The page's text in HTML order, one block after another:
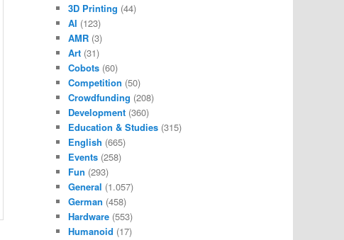
3D Printing (44)
AI (123)
AMR (3)
Art (31)
Cobots (60)
Competition (50)
Crowdfunding (208)
Development (360)
Education & Studies (315)
English (665)
Events (258)
Fun (293)
General (1.057)
German (458)
Hardware (553)
Humanoid (17)